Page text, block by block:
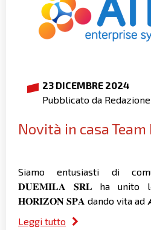
23 DICEMBRE 2024
Pubblicato da Redazione
Novità in casa
Siamo entusiasti di
𝐃𝐔𝐄𝐌𝐈𝐋𝐀 𝐒𝐑𝐋 ha unito
𝐇𝐎𝐑𝐈𝐙𝐎𝐍 𝐒𝐏𝐀 dando vita ad
Leggi tutto